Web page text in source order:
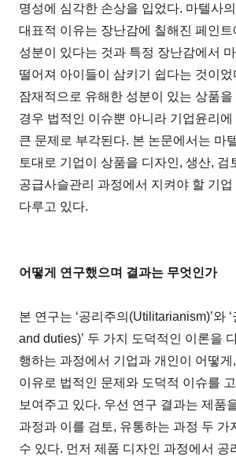
명성에 심각한 손상을 입었다. 마텔사
대표적 이유는 장난감에 칠해진 페인
성분이 있다는 것과 특정 장난감에서
떨어져 아이들이 삼키기 쉽다는 것이
잠재적으로 유해한 성분이 있는 상품
경우 법적인 이슈뿐 아니라 기업윤리
큰 문제로 부각된다. 본 논문에서는 마
토대로 기업이 상품을 디자인, 생산, 검
공급사슬관리 과정에서 지켜야 할 기업
다루고 있다.
어떻게 연구했으며 결과는 무엇인가
본 연구는 ‘공리주의(Utilitarianism)’와
and duties)’ 두 가지 도덕적인 이론을
행하는 과정에서 기업과 개인이 어떻
이유로 법적인 문제와 도덕적 이슈를
보여주고 있다. 우선 연구 결과는 제품
과정과 이를 검토, 유통하는 과정 두 가
수 있다. 먼저 제품 디자인 과정에서 공